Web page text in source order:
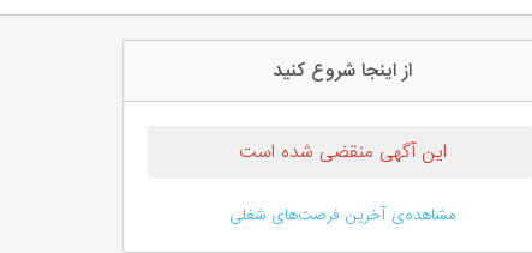
از اینجا شروع کنید
این آگهی منقضی شده است
مشاهده‌ی آخرین فرصت‌های شغلی